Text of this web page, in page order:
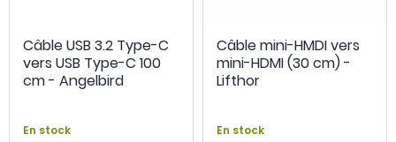
Câble USB 3.2 Type-C
vers USB Type-C 100
cm - Angelbird
En stock
Câble mini-HMDI vers
mini-HDMI (30 cm) -
Lifthor
En stock